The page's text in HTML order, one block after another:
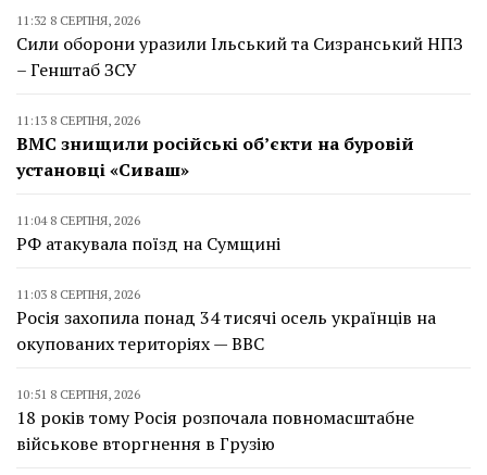
11:32 8 СЕРПНЯ, 2026
Сили оборони уразили Ільський та Сизранський НПЗ
– Генштаб ЗСУ
11:13 8 СЕРПНЯ, 2026
ВМС знищили російські об’єкти на буровій
установці «Сиваш»
11:04 8 СЕРПНЯ, 2026
РФ атакувала поїзд на Сумщині
11:03 8 СЕРПНЯ, 2026
Росія захопила понад 34 тисячі осель українців на
окупованих територіях — BBC
10:51 8 СЕРПНЯ, 2026
18 років тому Росія розпочала повномасштабне
військове вторгнення в Грузію